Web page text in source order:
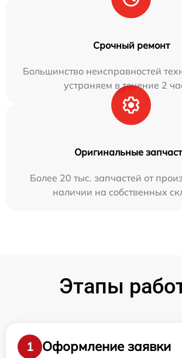
Срочный ремонт
Большинство неисправностей
устраняем в течение 2
Оригинальные
Более 20 тыс. запчастей от
наличии на собственных
Этапы
1
Оформление заявки